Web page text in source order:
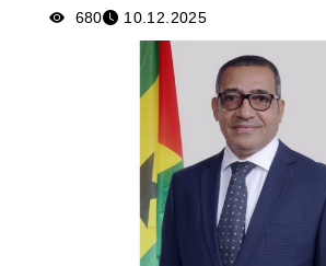
Poster
680 10.12.2025